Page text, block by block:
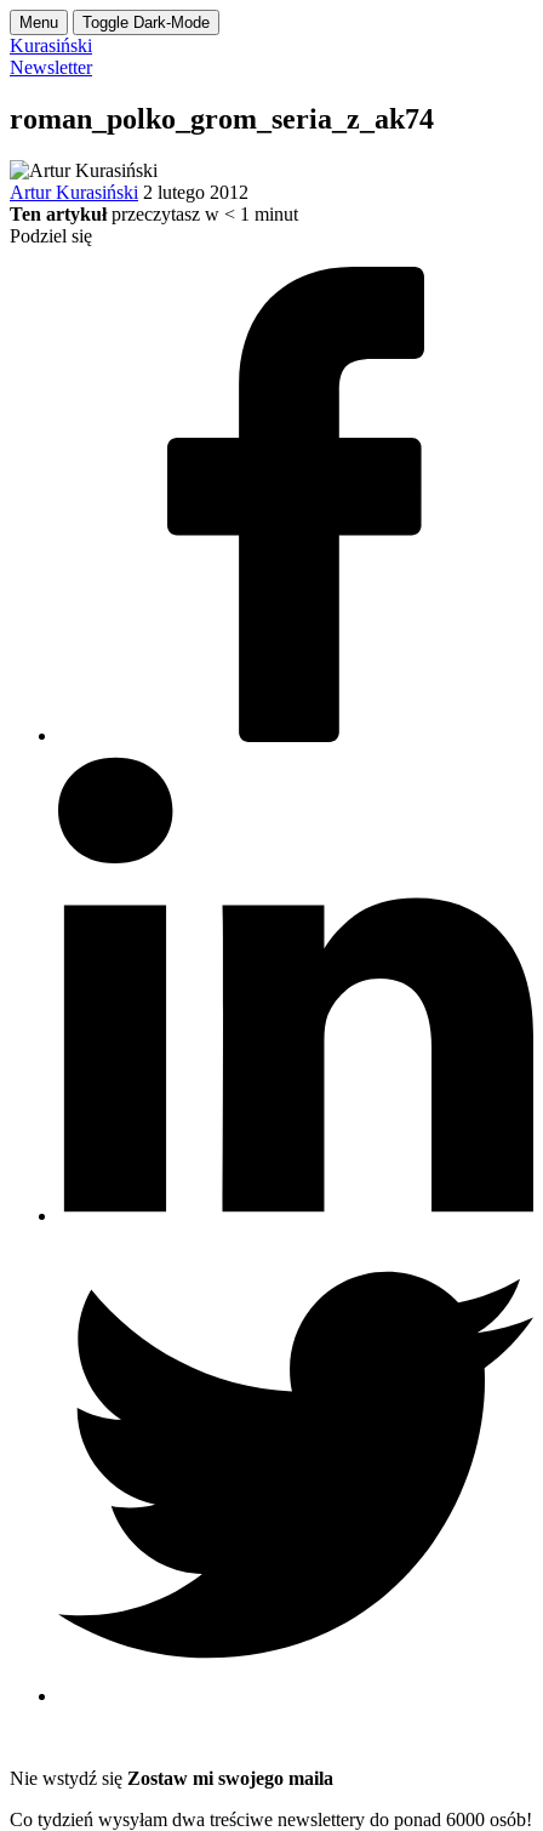
Menu Toggle Dark-Mode
Kurasiński
Newsletter
roman_polko_grom_seria_z_ak74
Artur Kurasiński 2 lutego 2012
Ten artykuł przeczytasz w < 1 minut
Podziel się
Nie wstydź się Zostaw mi swojego maila
Co tydzień wysyłam dwa treściwe newslettery do ponad 6000 osób!